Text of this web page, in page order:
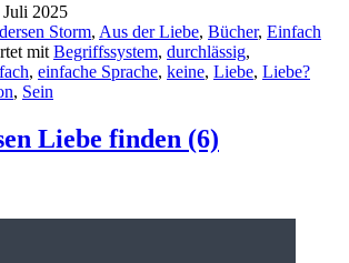
Juli 2025
Storm, Aus der Liebe, Bücher, Einfach
mit Begriffssystem, durchlässig,
, einfache Sprache, keine, Liebe, Liebe?
, Sein
Liebe finden (6)